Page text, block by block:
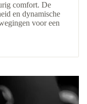
comfort. De
en dynamische
voor een